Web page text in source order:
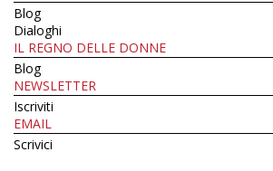
Blog
Dialoghi
IL REGNO DELLE DONNE
Blog
NEWSLETTER
Iscriviti
EMAIL
Scrivici